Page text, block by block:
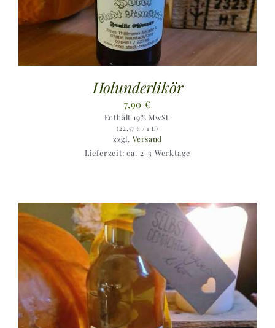
Holunderlikör
7,90€
Enthält 19% MwSt.
(22,57€ / 1 L)
zzgl. Versand
Lieferzeit: ca. 2-3 Werktage